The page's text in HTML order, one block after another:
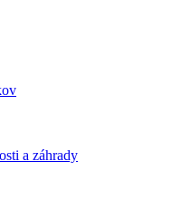
a záhrady